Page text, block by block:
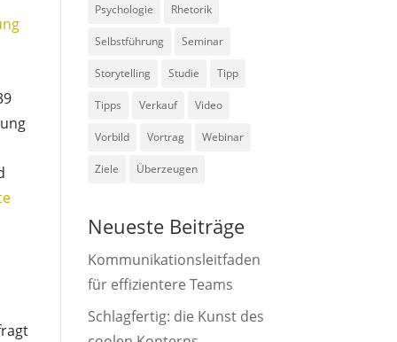
Psychologie Rhetorik
Selbstführung Seminar
Storytelling Studie Tipp
Tipps Verkauf Video
Vorbild Vortrag Webinar
Ziele Überzeugen
Neueste Beiträge
Kommunikationsleitfaden
für effizientere Teams
Schlagfertig: die Kunst des